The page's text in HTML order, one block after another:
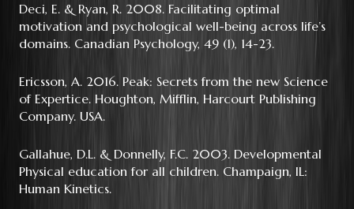
Deci, E. & Ryan, R. 2008. Facilitating optimal
motivation and psychological well-being across life’s
domains. Canadian Psychology, 49 (1), 14-23.
Ericsson, A. 2016. Peak: Secrets from the new Science
of Expertice. Houghton, Mifflin, Harcourt Publishing
Company. USA.
Gallahue, D.L. & Donnelly, F.C. 2003. Developmental
Physical education for all children. Champaign, IL:
Human Kinetics.